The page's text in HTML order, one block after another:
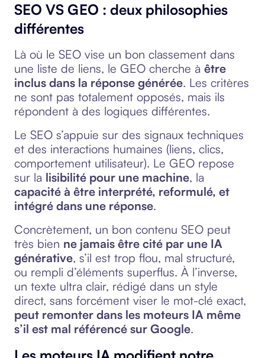
SEO VS GEO : deux philosophies
différentes
Là où le SEO vise un bon classement dans
une liste de liens, le GEO cherche à être
inclus dans la réponse générée. Les critères
ne sont pas totalement opposés, mais ils
répondent à des logiques différentes.
Le SEO s’appuie sur des signaux techniques
et des interactions humaines (liens, clics,
comportement utilisateur). Le GEO repose
sur la lisibilité pour une machine, la
capacité à être interprété, reformulé, et
intégré dans une réponse.
Concrètement, un bon contenu SEO peut
très bien ne jamais être cité par une IA
générative, s’il est trop flou, mal structuré,
ou rempli d’éléments superflus. À l’inverse,
un texte ultra clair, rédigé dans un style
direct, sans forcément viser le mot-clé exact,
peut remonter dans les moteurs IA même
s’il est mal référencé sur Google.